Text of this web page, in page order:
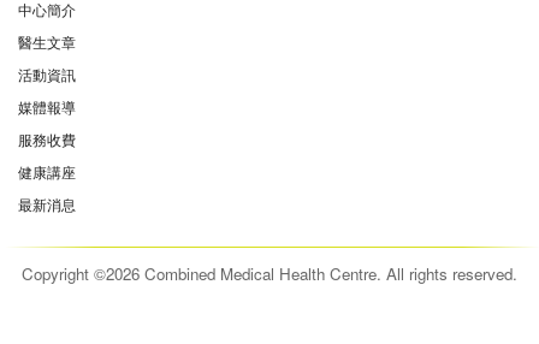
中心簡介
醫生文章
活動資訊
媒體報導
服務收費
健康講座
最新消息
Copyright ©2026 Combined Medical Health Centre. All rights reserved.